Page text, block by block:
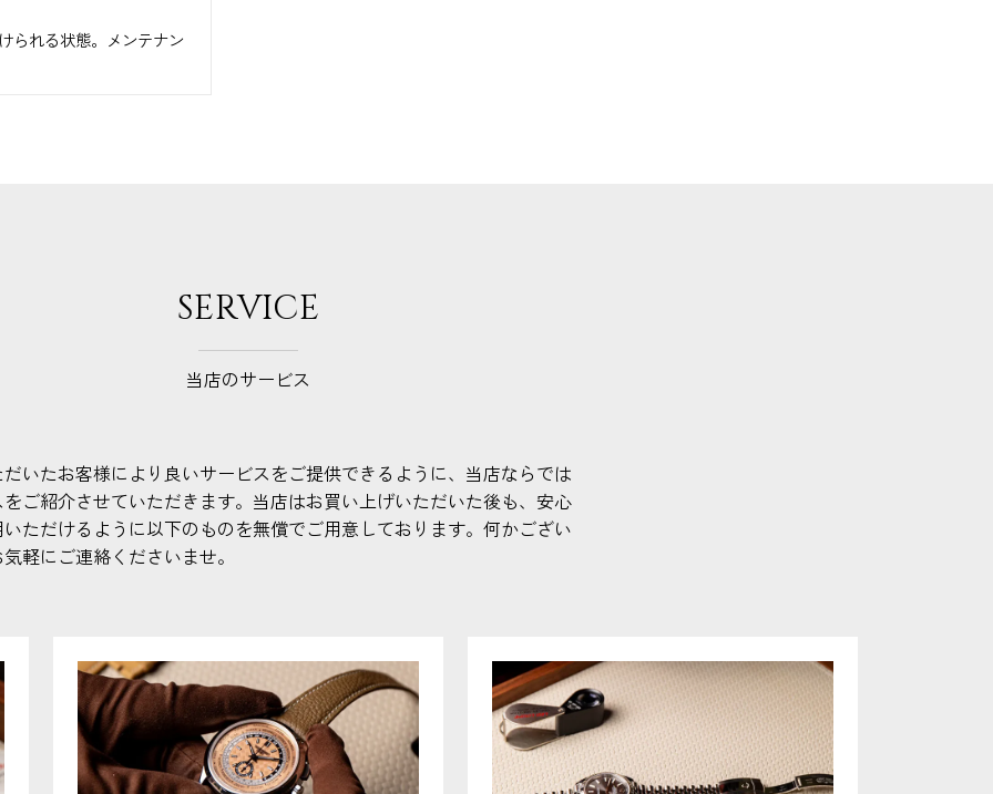
られる状態。メンテナン
SERVICE
当店のサービス
いたお客様により良いサービスをご提供できるように、当店ならでは
ご紹介させていただきます。当店はお買い上げいただいた後も、安心
ただけるように以下のものを無償でご用意しております。何かござい
軽にご連絡くださいませ。